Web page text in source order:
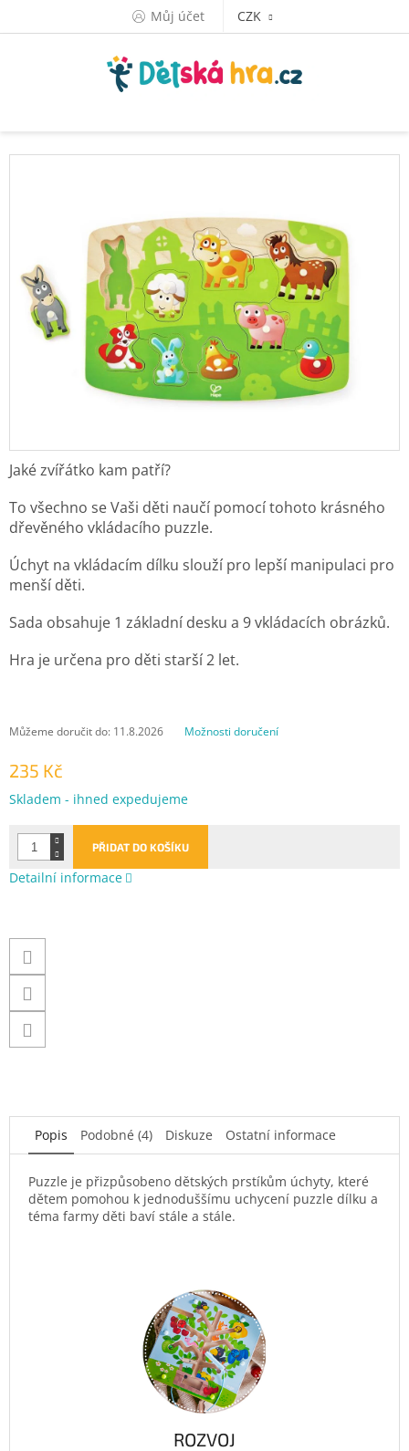
Můj účet CZK
235 Kč
Měrná
Skladem - ihned expedujeme
Můžeme doručit do: 11.8.2026 Možnosti doručení
PŘIDAT DO KOŠÍKU
Jaké zvířátko kam patří?
To všechno se Vaši děti naučí pomocí tohoto krásného
dřevěného vkládacího puzzle.
Úchyt na vkládacím dílku slouží pro lepší manipulaci pro
menší děti.
Sada obsahuje 1 základní desku a 9 vkládacích obrázků.
Hra je určena pro děti starší 2 let.
Detailní informace
Popis Podobné (4) Diskuze Ostatní informace
Puzzle je přizpůsobeno dětských prstíkům úchyty, které
dětem pomohou k jednoduššímu uchycení puzzle dílku a
téma farmy děti baví stále a stále.
ROZVOJ